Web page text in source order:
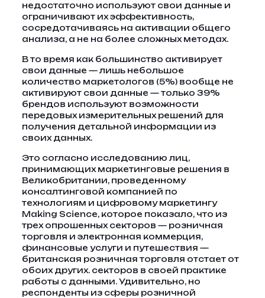
недостаточно используют свои данные и
ограничивают их эффективность,
сосредотачиваясь на активации общего
анализа, а не на более сложных методах.
В то время как большинство активирует
свои данные — лишь небольшое
количество маркетологов (5%) вообще не
активируют свои данные — только 39%
брендов используют возможности
передовых измерительных решений для
получения детальной информации из
своих данных.
Это согласно исследованию лиц,
принимающих маркетинговые решения в
Великобритании, проведенному
консалтинговой компанией по
технологиям и цифровому маркетингу
Making Science, которое показало, что из
трех опрошенных секторов — розничная
торговля и электронная коммерция,
финансовые услуги и путешествия —
британская розничная торговля отстает от
обоих других. секторов в своей практике
работы с данными. Удивительно, но
респонденты из сферы розничной